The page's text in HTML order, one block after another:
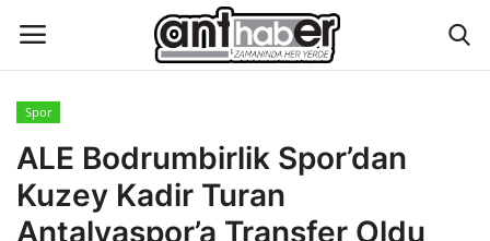
Künye
Eğitim
Spor
ALE Bodrumbirlik Spor’dan
Kuzey Kadir Turan
Antalyaspor’a Transfer Oldu